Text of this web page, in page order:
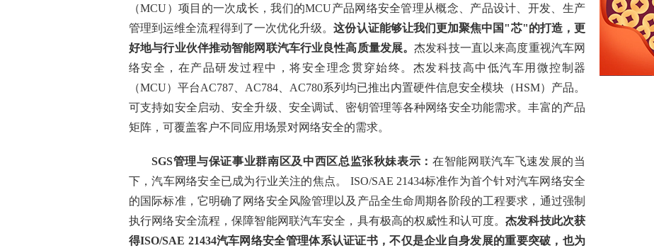
（MCU）项目的一次成长，我们的MCU产品网络安全管理从概念、产品设计、开发、生产
管理到运维全流程得到了一次优化升级。这份认证能够让我们更加聚焦中国"芯"的打造，更
好地与行业伙伴推动智能网联汽车行业良性高质量发展。杰发科技一直以来高度重视汽车网
络安全，在产品研发过程中，将安全理念贯穿始终。杰发科技高中低汽车用微控制器
（MCU）平台AC787、AC784、AC780系列均已推出内置硬件信息安全模块（HSM）产品。
可支持如安全启动、安全升级、安全调试、密钥管理等各种网络安全功能需求。丰富的产品
矩阵，可覆盖客户不同应用场景对网络安全的需求。
SGS管理与保证事业群南区及中西区总监张秋妹表示：在智能网联汽车飞速发展的当
下，汽车网络安全已成为行业关注的焦点。 ISO/SAE 21434标准作为首个针对汽车网络安全
的国际标准，它明确了网络安全风险管理以及产品全生命周期各阶段的工程要求，通过强制
执行网络安全流程，保障智能网联汽车安全，具有极高的权威性和认可度。杰发科技此次获
得ISO/SAE 21434汽车网络安全管理体系认证证书，不仅是企业自身发展的重要突破，也为